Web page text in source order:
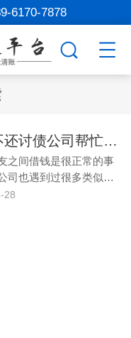
6170-7878
讨债公司帮忙要回
之间借钱是很正常的事
司也遇到过很多类似…
28